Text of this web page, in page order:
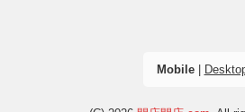
Mobile|